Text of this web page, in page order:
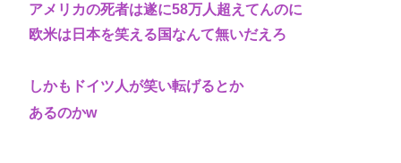
アメリカの死者は遂に58万人超えてんのに
欧米は日本を笑える国なんて無いだえろ
しかもドイツ人が笑い転げるとか
あるのかw